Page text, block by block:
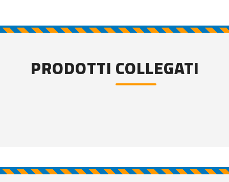
PRODOTTI COLLEGATI